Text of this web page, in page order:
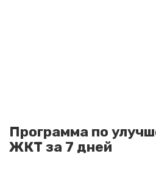
Программа по
ЖКТ за 7 дней